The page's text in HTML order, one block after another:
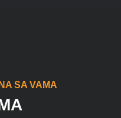
SA VAMA